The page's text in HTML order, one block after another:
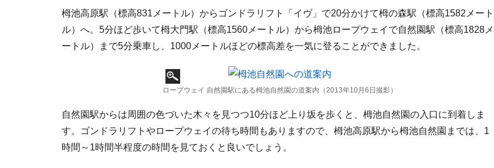
栂池高原駅（標高831メートル）からゴンドラリフト「イヴ」で20分かけて栂の森駅（標高1582メート
ル）へ。5分ほど歩いて栂大門駅（標高1560メートル）から栂池ロープウェイで自然園駅（標高1828メ
ートル）まで5分乗車し、1000メートルほどの標高差を一気に登ることができました。
ロープウェイ 自然園駅にある栂池自然園の道案内（2013年10月6日撮影）
自然園駅からは周囲の色づいた木々を見つつ10分ほど上り坂を歩くと、栂池自然園の入口に到着しま
す。ゴンドラリフトやロープウェイの待ち時間もありますので、栂池高原駅から栂池自然園までは、1
時間～1時間半程度の時間を見ておくと良いでしょう。